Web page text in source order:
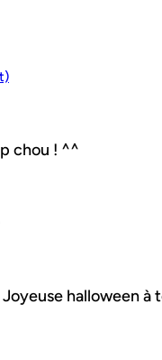
chou ! ^^
halloween à